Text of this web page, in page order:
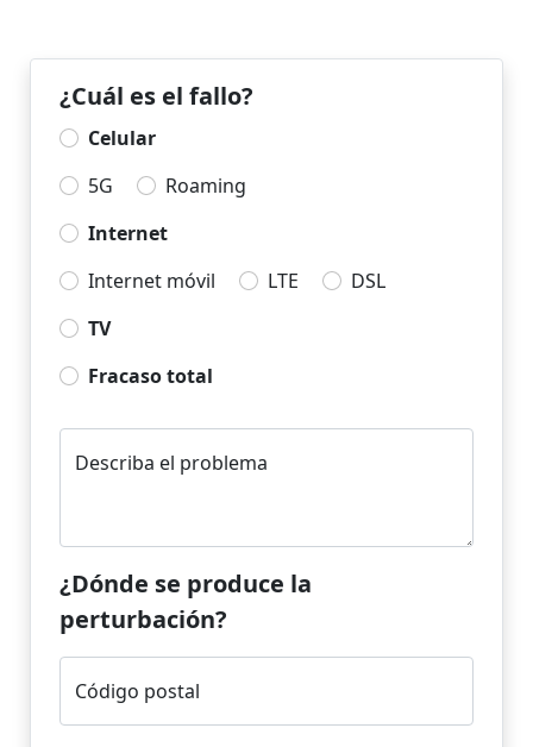
¿Cuál es el fallo?
Celular
5G
Roaming
Internet
Internet móvil
LTE
DSL
TV
Fracaso total
Describa el problema
¿Dónde se produce la
perturbación?
Código postal